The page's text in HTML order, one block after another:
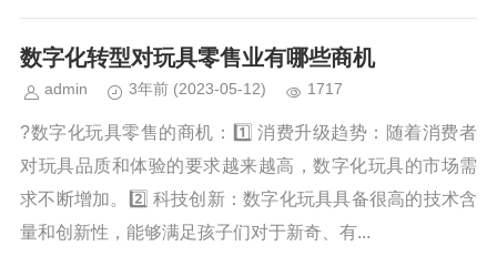
数字化转型对玩具零售业有哪些商机
admin 3年前 (2023-05-12) 1717
?数字化玩具零售的商机：1️⃣ 消费升级趋势：随着消费者
对玩具品质和体验的要求越来越高，数字化玩具的市场需
求不断增加。2️⃣ 科技创新：数字化玩具具备很高的技术含
量和创新性，能够满足孩子们对于新奇、有...